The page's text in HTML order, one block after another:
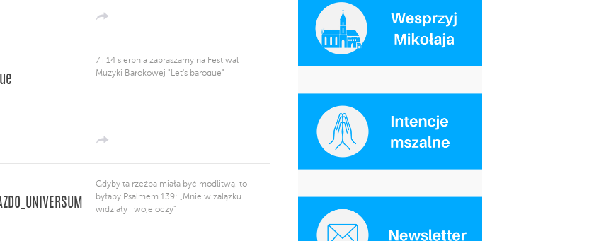
7 i 14 sierpnia zapraszamy na Festiwal
Muzyki Barokowej "Let's baroque"
Gdyby ta rzeźba miała być modlitwą, to
byłaby Psalmem 139: „Mnie w zalążku
widziały Twoje oczy"